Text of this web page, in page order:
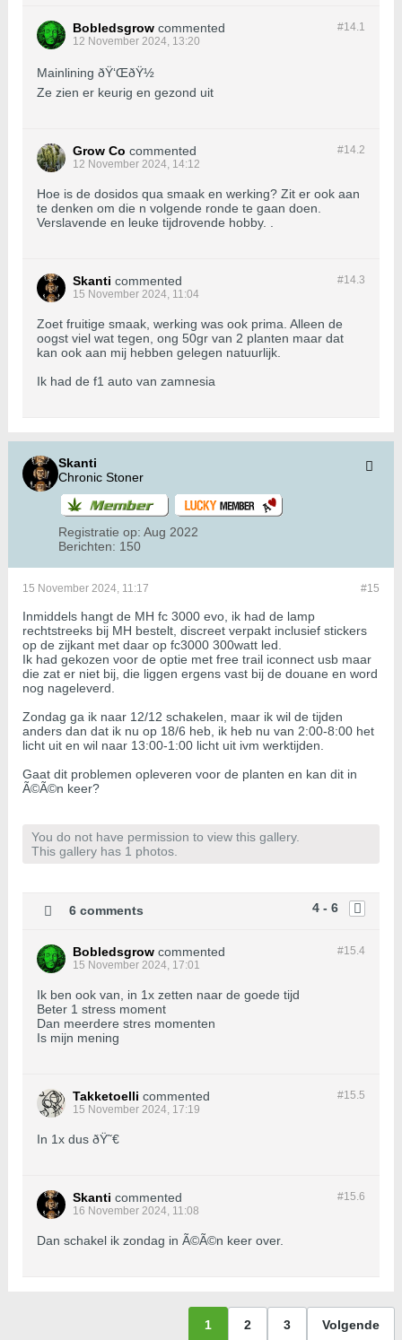
#14.1
Bobledsgrow commented
12 November 2024, 13:20
Mainlining ðŸ‘ŒðŸ½
Ze zien er keurig en gezond uit
#14.2
Grow Co commented
12 November 2024, 14:12
Hoe is de dosidos qua smaak en werking? Zit er ook aan
te denken om die n volgende ronde te gaan doen.
Verslavende en leuke tijdrovende hobby. .
#14.3
Skanti commented
15 November 2024, 11:04
Zoet fruitige smaak, werking was ook prima. Alleen de
oogst viel wat tegen, ong 50gr van 2 planten maar dat
kan ook aan mij hebben gelegen natuurlijk.
Ik had de f1 auto van zamnesia
Skanti
Chronic Stoner
Registratie op: Aug 2022
Berichten: 150
#15
15 November 2024, 11:17
Inmiddels hangt de MH fc 3000 evo, ik had de lamp
rechtstreeks bij MH bestelt, discreet verpakt inclusief stickers
op de zijkant met daar op fc3000 300watt led.
Ik had gekozen voor de optie met free trail iconnect usb maar
die zat er niet bij, die liggen ergens vast bij de douane en word
nog nageleverd.
Zondag ga ik naar 12/12 schakelen, maar ik wil de tijden
anders dan dat ik nu op 18/6 heb, ik heb nu van 2:00-8:00 het
licht uit en wil naar 13:00-1:00 licht uit ivm werktijden.
Gaat dit problemen opleveren voor de planten en kan dit in
Ã©Ã©n keer?
You do not have permission to view this gallery.
This gallery has 1 photos.
4 - 6
6 comments
#15.4
Bobledsgrow commented
15 November 2024, 17:01
Ik ben ook van, in 1x zetten naar de goede tijd
Beter 1 stress moment
Dan meerdere stres momenten
Is mijn mening
#15.5
Takketoelli commented
15 November 2024, 17:19
In 1x dus ðŸ˜€
#15.6
Skanti commented
16 November 2024, 11:08
Dan schakel ik zondag in Ã©Ã©n keer over.
1 2 3 Volgende